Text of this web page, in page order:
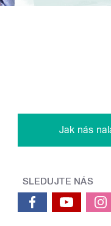
Jak nás
SLEDUJTE NÁS